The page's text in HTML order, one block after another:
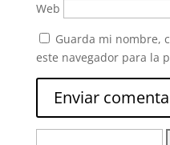
Web
Guarda mi nombre,
este navegador para la